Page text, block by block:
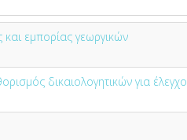
εμπορίας γεωργικών
δικαιολογητικών για έλεγχο